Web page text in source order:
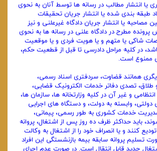
یا انتشار مطالب در رسانه‌ ها توسط آنان به ‌نحوی
طبقه بندی شده یا انتشار جریان تحقیقات
مصاحبه یا انتشار جریان دادگاه غیرعلنی و نیز
مطرح در دادگاه علنی در رسانه‌ ها به ‌نحوی
شاکی یا متهم و یا هویت فردی و یا موقعیت
در کلیه مراحل دادرسی تا قبل از قطعیت حکم،
ممنوع است.
همانند قضاوت، سردفتری اسناد رسمی،
طلاق، تصدی دفاتر خدمات الکترونیک قضایی،
و غیر آن در کلیه وزارتخانه ‌ها، سازمان ‌ها،
وابسته به دولت، و دستگاه ‌های اجرایی
5 قانون مدیریت خدمات کشوری به ‌طور رسمی، پیمانی،
باید حداکثر ظرف ده روز پس از اشتغال، پروانه
کنند و یا انصراف خود را از اشتغال به وکالت
تسلیم پروانه سابقه بیمه بازنشستگی این افراد
جدید قابل انتقال است. در صورت عدم اجرای